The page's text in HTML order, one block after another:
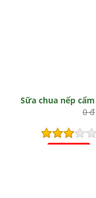
Sữa chua nếp cẩm
0 đ